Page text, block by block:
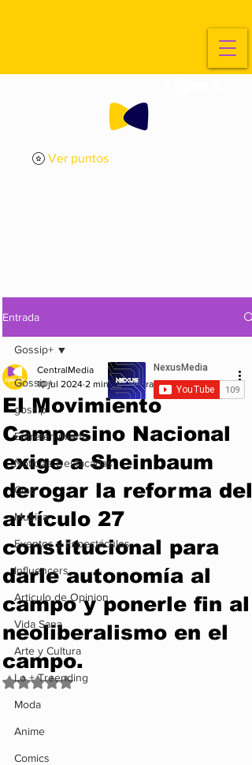
Ver puntos
Entrada
Gossip+
gossip
Entretenimiento
Noticias Destacadas
Cine
Musica
Eventos y Espectáculos
Influencers
Articulo de Opinion
Vida Sana
Arte y Cultura
Lo + Treending
Moda
Anime
Comics
Gossip+
El Movimiento
Campesino Nacional
exige a Sheinbaum
derogar la reforma del
artículo 27
constitucional para
darle autonomía al
campo y ponerle fin al
neoliberalismo en el
campo.
CentralMedia
10 jul 2024 2 min de lectura
Obtuvo NaN de 5 estrellas.